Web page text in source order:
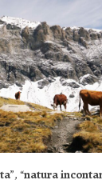
”, “natura